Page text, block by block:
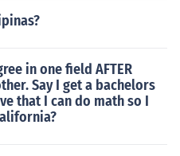
in one field AFTER
Say I get a bachelors
that I can do math so I